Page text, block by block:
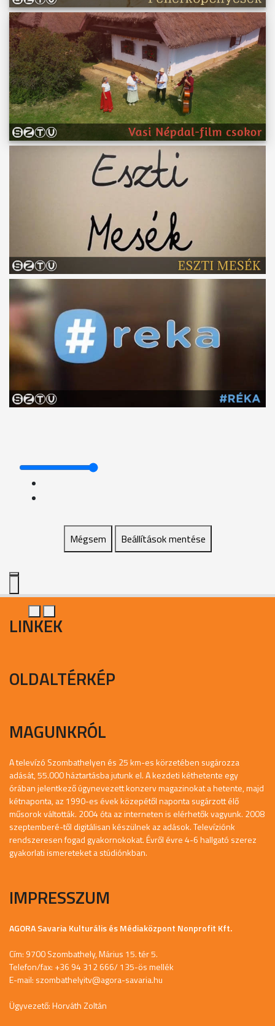
Mégsem Beállítások mentése
LINKEK
OLDALTÉRKÉP
MAGUNKRÓL
A televízó Szombathelyen és 25 km-es körzetében sugározza
adását, 55.000 háztartásba jutunk el. A kezdeti kéthetente egy
órában jelentkező úgynevezett konzerv magazinokat a hetente, majd
kétnaponta, az 1990-es évek közepétől naponta sugárzott élő
műsorok váltották. 2004 óta az interneten is elérhetők vagyunk. 2008
szeptemberé-től digitálisan készülnek az adások. Televíziónk
rendszeresen fogad gyakornokokat. Évről évre 4-6 hallgató szerez
gyakorlati ismereteket a stúdiónkban.
IMPRESSZUM
AGORA Savaria Kulturális és Médiaközpont Nonprofit Kft.
Cím: 9700 Szombathely, Márius 15. tér 5.
Telefon/fax: +36 94 312 666/ 135-ös mellék
E-mail: szombathelyitv@agora-savaria.hu
Ügyvezető: Horváth Zoltán